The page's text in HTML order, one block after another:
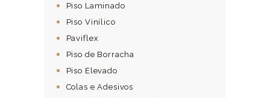
Piso Laminado
Piso Vinílico
Paviflex
Piso de Borracha
Piso Elevado
Colas e Adesivos